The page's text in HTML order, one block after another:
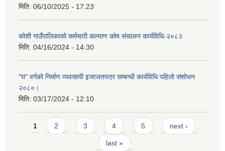
मिति: 06/10/2025 - 17:23
कोशी गाउँपालिकाको कर्मचारी कल्याण कोष संचालन कार्यविधि-२०८२
मिति: 04/16/2024 - 14:30
"घ" वर्गको निर्माण व्यवसायी इजाजतपत्र सम्बन्धी कार्यविधि पहिलो संशोधन
२०८०।
मिति: 03/17/2024 - 12:10
Pages
1 2 3 4 5 next ›
last »